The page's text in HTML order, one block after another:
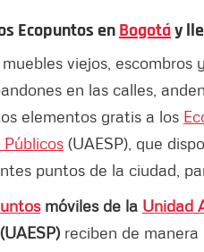
Ecopuntos enBogotáy
viejos, escombros
en las calles,
elementos gratis a los
Públicos (UAESP), que
puntos de la ciudad,
móviles de la Unidad
reciben de manera